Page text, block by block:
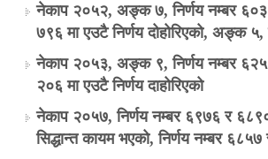
नेकाप २०५२, अङ्क ७, निर्णय नम्बर
७९६ मा एउटै निर्णय दोहोरिएको, अङ्क
नेकाप २०५३, अङ्क ९, निर्णय नम्बर
२०६ मा एउटै निर्णय दाहोरिएको
नेकाप २०५७, निर्णय नम्बर ६९७६ र ६८९०
सिद्धान्त कायम भएको, निर्णय नम्बर